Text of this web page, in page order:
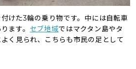
けた3輪の乗り物です。中には自転車
ます。 セブ地域ではマクタン島やタ
く見られ、こちらも市民の足として